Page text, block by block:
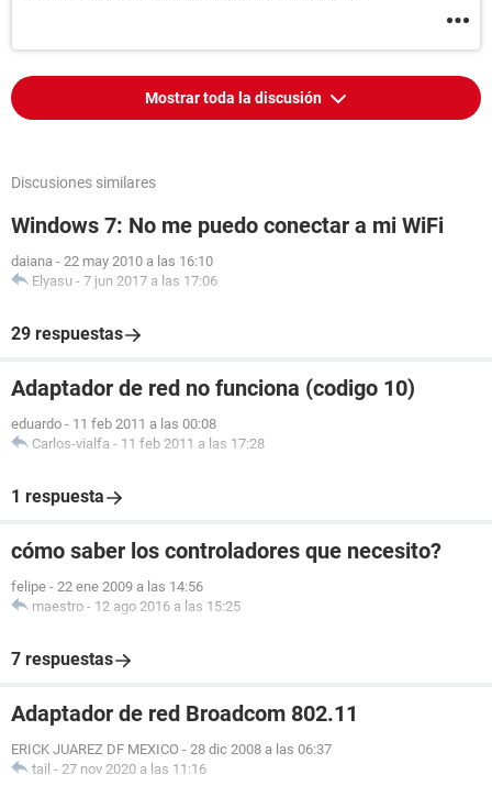
Mostrar toda la discusión
Discusiones similares
Windows 7: No me puedo conectar a mi WiFi
daiana - 22 may 2010 a las 16:10
Elyasu - 7 jun 2017 a las 17:06
29 respuestas
Adaptador de red no funciona (codigo 10)
eduardo - 11 feb 2011 a las 00:08
Carlos-vialfa - 11 feb 2011 a las 17:28
1 respuesta
cómo saber los controladores que necesito?
felipe - 22 ene 2009 a las 14:56
maestro - 12 ago 2016 a las 15:25
7 respuestas
Adaptador de red Broadcom 802.11
ERICK JUAREZ DF MEXICO - 28 dic 2008 a las 06:37
tail - 27 nov 2020 a las 11:16